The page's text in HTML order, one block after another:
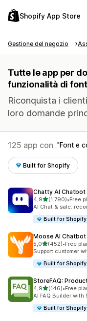
Shopify App Store
Gestione del negozio
Tutte le app per
funzionalità di
Riconquista i
loro domande
125 app con Font e
Built for Shopify
Chatty AI Chatbot
4,9stelle su 5
(1.790)
1790 recensioni
•Free
AI Chat & sale:
Built for Shopify
Moose AI Chatbot
5,0stelle su 5
(452)
452 recensioni totali
•Free
Support customer
Built for Shopify
StoreFAQ:
4,9stelle su 5
(146)
146 recensioni totali
•Free
AI FAQ Builder with
Built for Shopify